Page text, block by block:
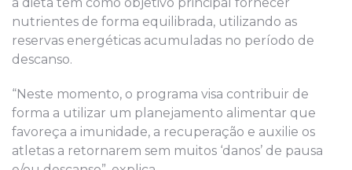
nutrientes de forma equilibrada, utilizando as
reservas energéticas acumuladas no período de
descanso.
“Neste momento, o programa visa contribuir de
forma a utilizar um planejamento alimentar que
favoreça a imunidade, a recuperação e auxilie os
atletas a retornarem sem muitos ‘danos’ de pausa